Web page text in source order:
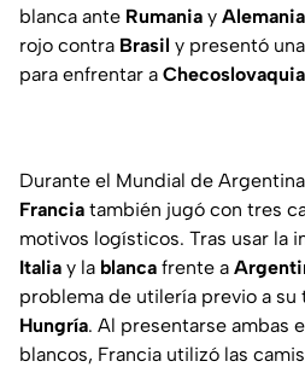
blanca ante Rumania y
rojo contra Brasil y presentó
para enfrentar a Checoslovaquia
Durante el Mundial de
Francia también jugó con tres
motivos logísticos. Tras usar la
Italia y la blanca frente a
problema de utilería previo a
Hungría. Al presentarse ambas
blancos, Francia utilizó las